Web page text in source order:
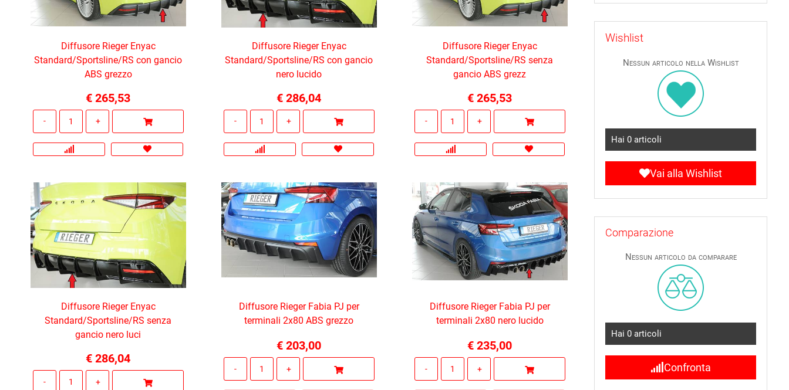
Diffusore Rieger Enyac
Standard/Sportsline/RS con gancio
ABS grezzo
€ 265,53
Diffusore Rieger Enyac
Standard/Sportsline/RS con gancio
nero lucido
€ 286,04
Diffusore Rieger Enyac
Standard/Sportsline/RS senza
gancio ABS grezz
€ 265,53
Diffusore Rieger Enyac
Standard/Sportsline/RS senza
gancio nero luci
€ 286,04
Diffusore Rieger Fabia PJ per
terminali 2x80 ABS grezzo
€ 203,00
Diffusore Rieger Fabia PJ per
terminali 2x80 nero lucido
€ 235,00
Wishlist
Nessun articolo nella Wishlist
Hai 0 articoli
Vai alla Wishlist
Comparazione
Nessun articolo da comparare
Hai 0 articoli
Confronta